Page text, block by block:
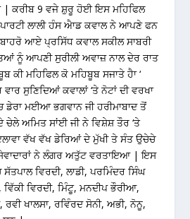
| ਕਰੀਬ 9 ਵਜੇ ਸ਼ੁਰੂ ਹੋਈ ਇਸ ਮਹਿਫਿਲ
ਪਾਰਟੀ ਲਾਲੀ ਹੰਸ ਐਾਡ ਕਵਾਲ ਨੇ ਆਪਣੇ ਫਨ
ਬਾਹਰੋ ਆਏ ਪ੍ਰਸਿੱਧ ਕਵਾਲ ਸਕੀਲ ਸਾਬਰੀ
ਨੂੰ ਆਪਣੀ ਸੁਰੀਲੀ ਅਵਾਜ਼ ਨਾਲ ਦੇਰ ਰਾਤ
ਕੀ ਮਹਿਫਿਲ ਕੋ ਮਹਿਬੂਬ ਸਜਾਤੇ ਹੈਾ ‘
ਸੁਣਿਦਿਆਂ ਕਵਾਲਾਂ ‘ਤੇ ਨੋਟਾਂ ਦੀ ਵਰਖਾ
ਡੇਰਾ ਮਈਆ ਭਗਵਾਨ ਜੀ ਹਰੀਮਾਬਾਦ ਤੋਂ
ਚੇਲੇ ਅਮਿਤ ਸਾਂਈ ਜੀ ਨੇ ਵਿਸ਼ੇਸ਼ ਤੌਰ ‘ਤੇ
ਵੱਖ ਵੱਖ ਡੇਰਿਆਂ ਦੇ ਮੁੱਖੀ ਤੇ ਸੰਤ ਉਚੇਚੇ
ਨੇ ਲੰਗਰ ਅਤੁੱਟ ਵਰਤਾਇਆ | ਇਸ
ਵਿਰਦੀ, ਲਾਡੀ, ਪਰਮਿੰਦਰ ਸਿੰਘ
ਵਿਰਦੀ, ਮਿੰਟੂ, ਮਨਦੀਪ ਭੌਰੀਆ,
ਰਵੀ ਖਾਲਸਾ, ਰਵਿੰਰਦ ਸੋਨੀ, ਅਭੀ, ਨੋਨੂ,